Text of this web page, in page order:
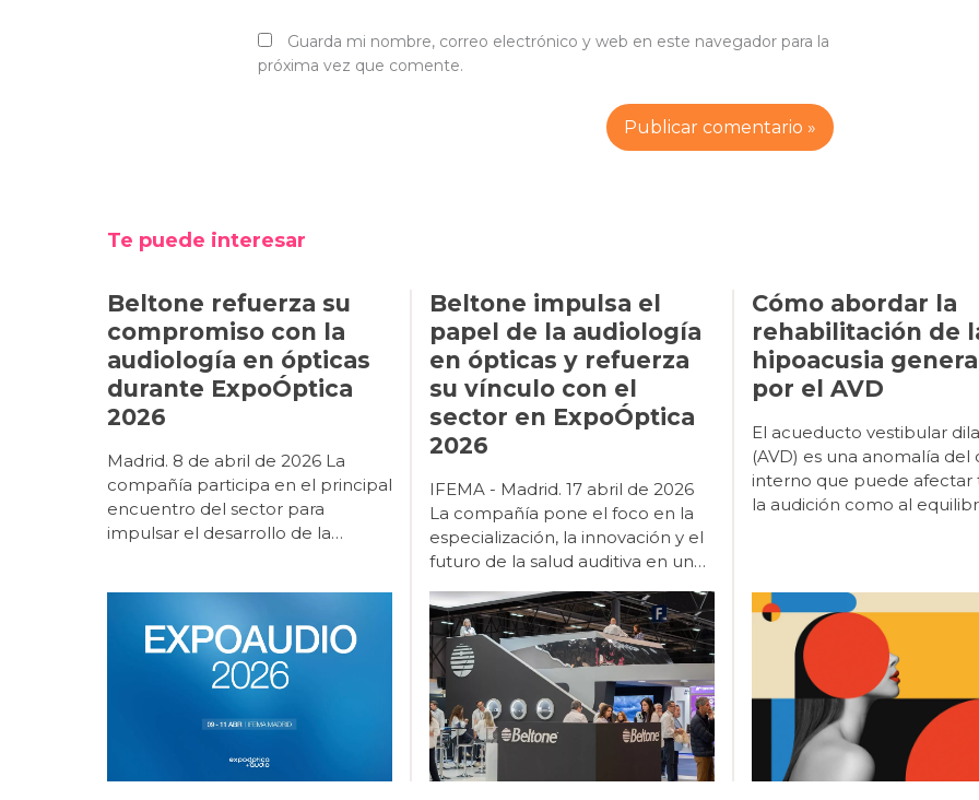
Guarda mi nombre, correo electrónico y web en este navegador para la
próxima vez que comente.
Te puede interesar
Beltone refuerza su
compromiso con la
audiología en ópticas
durante ExpoÓptica
2026
Madrid. 8 de abril de 2026 La
compañía participa en el principal
encuentro del sector para
impulsar el desarrollo de la
año más en ExpoÓptica 2026, el
principal encuentro profesional
del sector óptico y audiológico en
de abril en IFEMA Madrid
motivo de esta edición, la
Beltone impulsa el
papel de la audiología
en ópticas y refuerza
su vínculo con el
sector en ExpoÓptica
2026
IFEMA - Madrid. 17 abril de 2026
La compañía pone el foco en la
especialización, la innovación y el
futuro de la salud auditiva en un
permanente. Beltone, marca de
Grupo GN, ha reforzado su
posicionamiento en ExpoÓptica
2026 como uno de los principales
impulsores de la audiología
dentro del entorno óptico, en un
momento clave para la evolución
del sector. La feria, celebrada en
Cómo abordar la
rehabilitación de
hipoacusia
por el AVD
El acueducto vestibular dilatado (AVD) es una anomalía del oído interno que puede afectar tanto a la audición como al equilibrio. Está encuadrada dentro de las hipoacusias neurosensoriales, en el grupo de alteraciones cocleovestibulares. Conocer sus características clínicas y audiológicas es clave para ofrecer rehabilitaciones auditivas adecuadas y una atención centrada en el paciente, como se ha tratado en otros artículos de esta misma revista. Este artículo explora esta condición y revisa las recomendaciones basadas en la literatura científica para la adaptación de audífonos y el seguimiento de los pacientes. El AVD es la malformación del oído interno más frecuente asociada con hipoacusia neurosensorial (entre un 5% y un 15%). Fue descrito por primera vez en 1791 por Carlo Mondini durante una disección del hueso temporal. Sin embargo, no fue hasta 1969 que Valvassori relacionó estas malformaciones con síntomas similares a los del síndrome de Ménière 1. En 1978, Valvassori y Clemis definieron formalmente el AVD tras revisar 3,700 estudios de tomografía y establecieron que un acueducto vestibular se considerará dilatado cuando su diámetro supere 1,5 mm. En adultos, el diámetro puede oscilar entre 1,5 mm y 8 mm, siendo el promedio de 4 mm. Aunque algunos estudios utilizan criterios diferentes, la definición de Valvassori y Clemis sigue siendo la más aceptada en la actualidad. El acueducto vestibular dilatado se diagnostica principalmente mediante técnicas de imagen, como la tomografía computarizada y la resonancia magnética. Antes de continuar y para evitar posibles confusiones, cabe destacar que aunque Mondini fue el primero en describir estructuras relacionadas con el acueducto vestibular dilatado, la condición que se conoce como displasia de Mondini hace referencia a una malformación de la cóclea, caracterizada por encontrarse una vuelta y media en lugar de dos vueltas y media, y un saco endolinfático bulboso, junto con otras posibles anomalías del oído interno. Es importante destacar que la displasia de Mondini y el acueducto vestibular dilatado (EVA) no son lo mismo, aunque en algunos pacientes con Mondini también puede presentarse EVA. Esta distinción ayudará a evitar confusiones al interpretar diagnósticos y al planificar la rehabilitación auditiva. EL AVD se diagnostica principalmente mediante técnicas de imagen, como la tomografía computarizada (TC) y la resonancia magnética (RM). La TC permite visualizar el acueducto vestibular, mientras que la RM muestra el conducto endolinfático y el saco endolinfático. El AVD suele afectar a ambos oídos con mayor frecuencia que a uno solo y es ligeramente más común en mujeres que en hombres, y puede presentarse de forma aislada o asociarse a trastornos genéticos. Hoy en día, las pruebas de imagen están incluidas en los estudios que se realizan cuando se detectan niños con pérdida auditiva y gracias a esto se ha descubierto que el AVD es la malformación del oído interno que con más frecuencia se encuentra en estas imágenes, aunque en el 40% de los casos aparece junto con otras malformaciones 1. El AVD suele afectar a ambos oídos con mayor frecuencia que a uno solo y es ligeramente más común en mujeres que en hombres. Puede presentarse de forma aislada o asociarse a trastornos genéticos como el síndrome de Pendred, que provoca problemas tiroideos y bocio, así como a otros síndromes como CHARGE o Branquio-oto-renal (BOR). Los síntomas que podemos encontrar asociados con el AVD pueden ser auditivos y vestibulares. Incluyen no superar el cribado auditivo, menor respuesta a los sonidos en la vida diaria, retraso o dificultades en el desarrollo del habla y el lenguaje, así como problemas para oír, que en algunos casos aparecen tras golpes en la cabeza. Respecto a los síntomas vestibulares, es frecuente que haya retraso para empezar a andar, episodios de vértigo de duración variable y/o sensación persistente de desequilibrio. Las pruebas para evaluar la función auditiva en pacientes con acueducto vestibular dilatado (AVD), no difieren de las normales, siendo recomendable que se lleve a cabo una impedanciometría para comprobar la movilidad del tímpano y la presión del oído medio. En contexto clínico también incluyen emisiones otoacústicas (OAE), que verifican la función de las células ciliadas externas de la cóclea, y potenciales evocados vestibulares (VEMP), para valorar la función del sistema vestibular. Esta batería permite diferenciar entre problemas del oído medio y del oído interno, y proporciona información clave para el manejo clínico y la planificación de audífonos o implantes cocleares. No obstante, una vez que se conoce la condición, puede eludirse la medición de los reflejos teniendo en cuenta que pueden generar molestias vestibulares. Con relación al tipo de pérdida, la pérdida auditiva asociada al AVD puede presentarse como conductiva, neurosensorial o mixta, predominando el componente conductivo o mixto en las bajas frecuencias (250–1000 Hz) y el neurosensorial en las frecuencias altas. Si tenemos en cuenta las características del perfil audiométrico, los más frecuentes son tres: curva con caída en agudos y graves normales o más conservados, curva plana o el perfil conocido como «cookie-bite inverso», en el que la audición es peor en las frecuencias bajas y altas, pero se conserva relativamente mejor en las frecuencias medias. La severidad de la hipoacusia asociada al AVD es muy variable, y puede manifestarse desde leve hasta profunda. Una particularidad en esta condición es su evolución, pudiendo permanecer estable o progresar de forma gradual o súbita a lo largo del tiempo. Diferentes estudios, como el de Gopen et al.2, concluyen que entre el 60% y el 70 % de los pacientes con AVD experimenta pérdida auditiva progresiva o episodios de pérdida súbita en los nueve años posteriores a su diagnóstico, mientras que solo el 30–40 % se mantiene estable a lo largo de este período. En este sentido, es muy importante entender que en el AVD puede aumentar el riesgo de un descenso súbito en la audición por factores como traumatismos craneales, cambios de presión, fiebre alta, exposición a ruidos intensos o infecciones respiratorias, aunque no siempre ocurre, especialmente en el caso de los traumatismos si estos son leves. Alrededor del 70 % de los pacientes con AVD experimenta pérdida auditiva progresiva o episodios de pérdida súbita en los nueve años posteriores a su diagnóstico. Los pacientes que han tenido fluctuaciones previas en la audición son más susceptibles de que ocurran nuevos episodios de pérdida. El tamaño del acueducto vestibular y del saco endolinfático no permite predecir cómo evolucionará la pérdida auditiva, aunque algunos estudios sugieren que los acueductos más grandes podrían asociarse a un mayor riesgo de empeoramiento progresivo. Es importante que los audiólogos conozcan que, a medida que progresa la pérdida auditiva, la capacidad de reconocer palabras suele disminuir, y que esta dificultad en la discriminación puede ser mayor a la esperada en comparación con otras hipoacusias con similar componente conductivo o mixto de origen en el oído medio y no coclear. Según las conclusiones de Wolf 1, no existen tratamientos quirúrgicos ni farmacológicos que hayan demostrado revertir la pérdida auditiva en el acueducto vestibular dilatado (AVD). Se han utilizado procedimientos como el «Shunt», consistente en drenar o derivar el exceso de líquido del saco endolinfático, la oclusión o el uso de corticosteroides, si bien no se han mostrado eficaces y en algunos casos, pueden empeorar la audición. Por ello, el manejo se centra en los síntomas y en mejorar la comunicación del paciente mediante audífonos, implantes cocleares, sistemas FM y estrategias de apoyo a la comunicación, como la ubicación preferencial en el aula y medidas que favorezcan la lectura labial. No existen tratamientos quirúrgicos ni farmacológicos que hayan demostrado revertir la pérdida auditiva en el acueducto vestibular dilatado (AVD). Como se ha dicho unas líneas más arriba, la pérdida auditiva en pacientes con acueducto vestibular dilatado puede ser conductiva, mixta o sensorioneural, y su evolución varía: puede mantenerse estable, fluctuar o empeorar de manera súbita. Es por ello muy importante ante este diagnóstico, utilizar